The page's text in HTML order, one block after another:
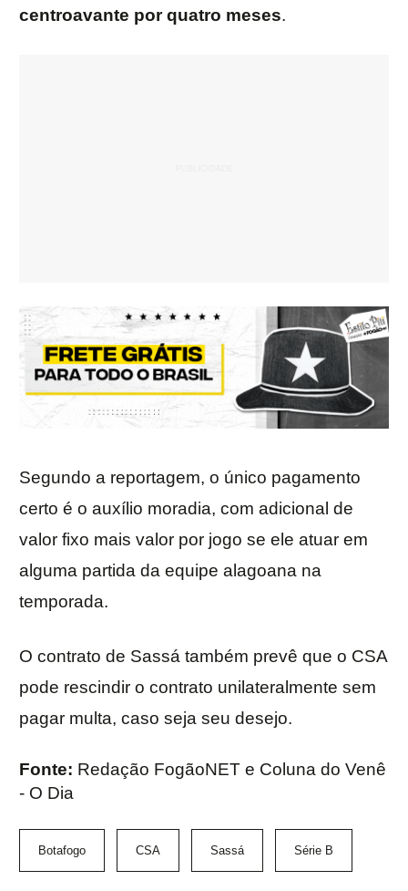
centroavante por quatro meses.
Segundo a reportagem, o único pagamento
certo é o auxílio moradia, com adicional de
valor fixo mais valor por jogo se ele atuar em
alguma partida da equipe alagoana na
temporada.
O contrato de Sassá também prevê que o CSA
pode rescindir o contrato unilateralmente sem
pagar multa, caso seja seu desejo.
Fonte: Redação FogãoNET e Coluna do Venê
- O Dia
Botafogo CSA Sassá Série B